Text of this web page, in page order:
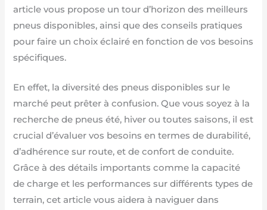
article vous propose un tour d’horizon des meilleurs
pneus disponibles, ainsi que des conseils pratiques
pour faire un choix éclairé en fonction de vos besoins
spécifiques.
En effet, la diversité des pneus disponibles sur le
marché peut prêter à confusion. Que vous soyez à la
recherche de pneus été, hiver ou toutes saisons, il est
crucial d’évaluer vos besoins en termes de durabilité,
d’adhérence sur route, et de confort de conduite.
Grâce à des détails importants comme la capacité
de charge et les performances sur différents types de
terrain, cet article vous aidera à naviguer dans